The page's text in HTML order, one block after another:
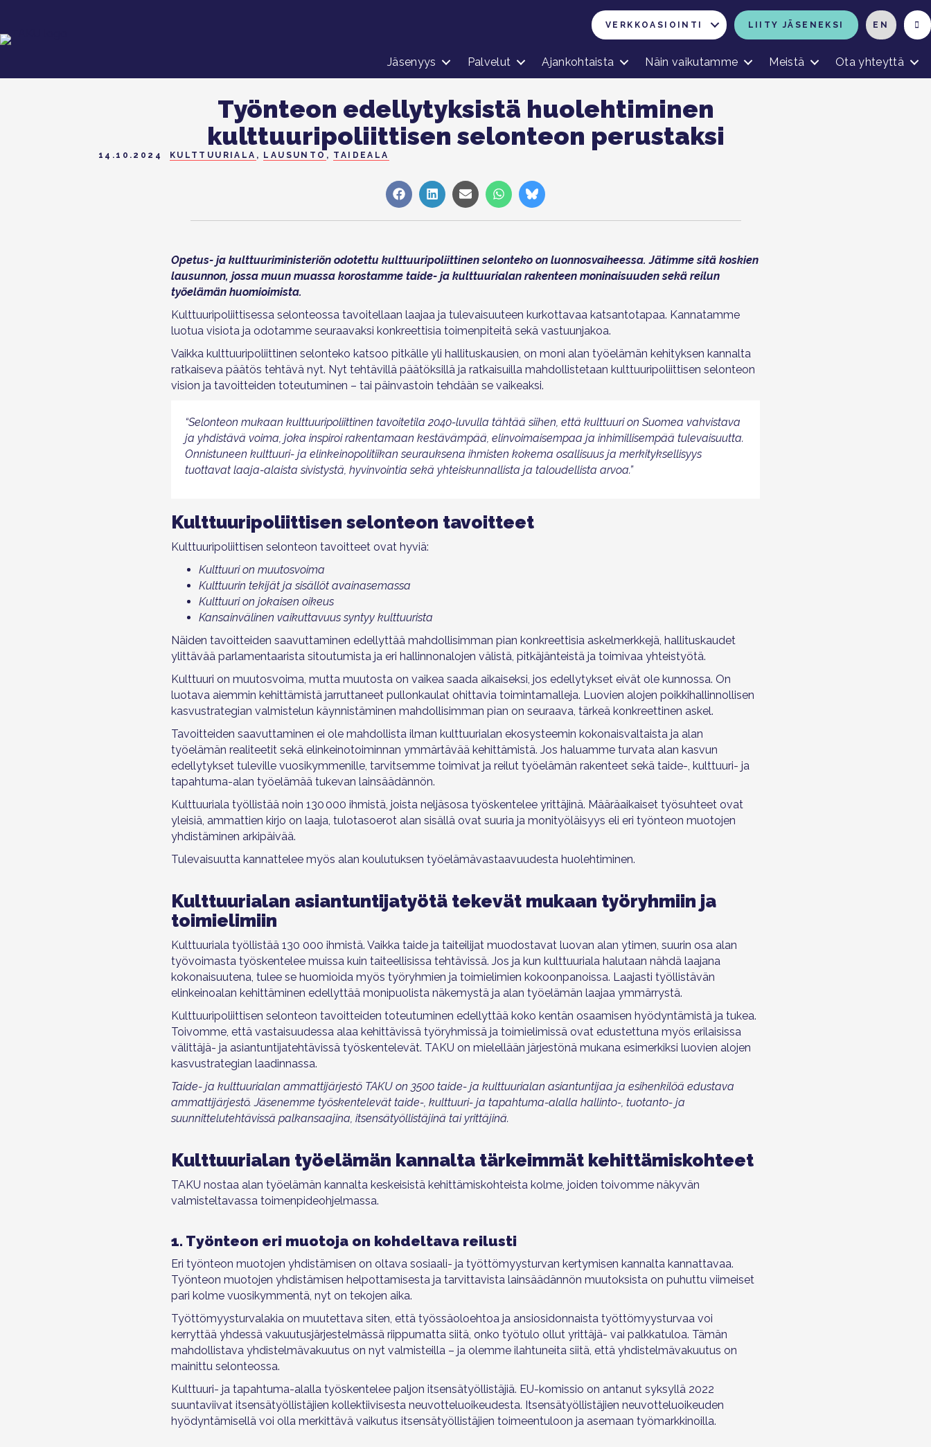
VERKKOASIOINTI LIITY JÄSENEKSI EN
Jäsenyys Palvelut Ajankohtaista Näin vaikutamme Meistä Ota yhteyttä
Työnteon edellytyksistä huolehtiminen
kulttuuripoliittisen selonteon perustaksi
14.10.2024 KULTTUURIALA , LAUSUNTO , TAIDEALA
Share
on
Share
on
Share
on
Share
on
Share
on
Opetus- ja kulttuuriministeriön odotettu kulttuuripoliittinen selonteko on luonnosvaiheessa. Jätimme sitä koskien
lausunnon, jossa muun muassa korostamme taide- ja kulttuurialan rakenteen moninaisuuden sekä reilun
työelämän huomioimista.
Kulttuuripoliittisessa selonteossa tavoitellaan laajaa ja tulevaisuuteen kurkottavaa katsantotapaa. Kannatamme
luotua visiota ja odotamme seuraavaksi konkreettisia toimenpiteitä sekä vastuunjakoa.
Vaikka kulttuuripoliittinen selonteko katsoo pitkälle yli hallituskausien, on moni alan työelämän kehityksen kannalta
ratkaiseva päätös tehtävä nyt. Nyt tehtävillä päätöksillä ja ratkaisuilla mahdollistetaan kulttuuripoliittisen selonteon
vision ja tavoitteiden toteutuminen – tai päinvastoin tehdään se vaikeaksi.
“Selonteon mukaan kulttuuripoliittinen tavoitetila 2040-luvulla tähtää siihen, että kulttuuri on Suomea vahvistava
ja yhdistävä voima, joka inspiroi rakentamaan kestävämpää, elinvoimaisempaa ja inhimillisempää tulevaisuutta.
Onnistuneen kulttuuri- ja elinkeinopolitiikan seurauksena ihmisten kokema osallisuus ja merkityksellisyys
tuottavat laaja-alaista sivistystä, hyvinvointia sekä yhteiskunnallista ja taloudellista arvoa.”
Kulttuuripoliittisen selonteon tavoitteet
Kulttuuripoliittisen selonteon tavoitteet ovat hyviä:
Kulttuuri on muutosvoima
Kulttuurin tekijät ja sisällöt avainasemassa
Kulttuuri on jokaisen oikeus
Kansainvälinen vaikuttavuus syntyy kulttuurista
Näiden tavoitteiden saavuttaminen edellyttää mahdollisimman pian konkreettisia askelmerkkejä, hallituskaudet
ylittävää parlamentaarista sitoutumista ja eri hallinnonalojen välistä, pitkäjänteistä ja toimivaa yhteistyötä.
Kulttuuri on muutosvoima, mutta muutosta on vaikea saada aikaiseksi, jos edellytykset eivät ole kunnossa. On
luotava aiemmin kehittämistä jarruttaneet pullonkaulat ohittavia toimintamalleja. Luovien alojen poikkihallinnollisen
kasvustrategian valmistelun käynnistäminen mahdollisimman pian on seuraava, tärkeä konkreettinen askel.
Tavoitteiden saavuttaminen ei ole mahdollista ilman kulttuurialan ekosysteemin kokonaisvaltaista ja alan
työelämän realiteetit sekä elinkeinotoiminnan ymmärtävää kehittämistä. Jos haluamme turvata alan kasvun
edellytykset tuleville vuosikymmenille, tarvitsemme toimivat ja reilut työelämän rakenteet sekä taide-, kulttuuri- ja
tapahtuma-alan työelämää tukevan lainsäädännön.
Kulttuuriala työllistää noin 130 000 ihmistä, joista neljäsosa työskentelee yrittäjinä. Määräaikaiset työsuhteet ovat
yleisiä, ammattien kirjo on laaja, tulotasoerot alan sisällä ovat suuria ja monityöläisyys eli eri työnteon muotojen
yhdistäminen arkipäivää.
Tulevaisuutta kannattelee myös alan koulutuksen työelämävastaavuudesta huolehtiminen.
Kulttuurialan asiantuntijatyötä tekevät mukaan työryhmiin ja
toimielimiin
Kulttuuriala työllistää 130 000 ihmistä. Vaikka taide ja taiteilijat muodostavat luovan alan ytimen, suurin osa alan
työvoimasta työskentelee muissa kuin taiteellisissa tehtävissä. Jos ja kun kulttuuriala halutaan nähdä laajana
kokonaisuutena, tulee se huomioida myös työryhmien ja toimielimien kokoonpanoissa. Laajasti työllistävän
elinkeinoalan kehittäminen edellyttää monipuolista näkemystä ja alan työelämän laajaa ymmärrystä.
Kulttuuripoliittisen selonteon tavoitteiden toteutuminen edellyttää koko kentän osaamisen hyödyntämistä ja tukea.
Toivomme, että vastaisuudessa alaa kehittävissä työryhmissä ja toimielimissä ovat edustettuna myös erilaisissa
välittäjä- ja asiantuntijatehtävissä työskentelevät. TAKU on mielellään järjestönä mukana esimerkiksi luovien alojen
kasvustrategian laadinnassa.
Taide- ja kulttuurialan ammattijärjestö TAKU on 3500 taide- ja kulttuurialan asiantuntijaa ja esihenkilöä edustava
ammattijärjestö. Jäsenemme työskentelevät taide-, kulttuuri- ja tapahtuma-alalla hallinto-, tuotanto- ja
suunnittelutehtävissä palkansaajina, itsensätyöllistäjinä tai yrittäjinä.
Kulttuurialan työelämän kannalta tärkeimmät kehittämiskohteet
TAKU nostaa alan työelämän kannalta keskeisistä kehittämiskohteista kolme, joiden toivomme näkyvän
valmisteltavassa toimenpideohjelmassa.
1. Työnteon eri muotoja on kohdeltava reilusti
Eri työnteon muotojen yhdistämisen on oltava sosiaali- ja työttömyysturvan kertymisen kannalta kannattavaa.
Työnteon muotojen yhdistämisen helpottamisesta ja tarvittavista lainsäädännön muutoksista on puhuttu viimeiset
pari kolme vuosikymmentä, nyt on tekojen aika.
Työttömyysturvalakia on muutettava siten, että työssäoloehtoa ja ansiosidonnaista työttömyysturvaa voi
kerryttää yhdessä vakuutusjärjestelmässä riippumatta siitä, onko työtulo ollut yrittäjä- vai palkkatuloa. Tämän
mahdollistava yhdistelmävakuutus on nyt valmisteilla – ja olemme ilahtuneita siitä, että yhdistelmävakuutus on
mainittu selonteossa.
Kulttuuri- ja tapahtuma-alalla työskentelee paljon itsensätyöllistäjiä. EU-komissio on antanut syksyllä 2022
suuntaviivat itsensätyöllistäjien kollektiivisesta neuvotteluoikeudesta. Itsensätyöllistäjien neuvotteluoikeuden
hyödyntämisellä voi olla merkittävä vaikutus itsensätyöllistäjien toimeentuloon ja asemaan työmarkkinoilla.